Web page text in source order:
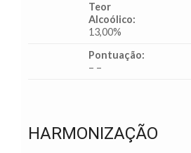
Teor
Alcoólico:
13,00%
Pontuação:
– –
HARMONIZAÇÃO